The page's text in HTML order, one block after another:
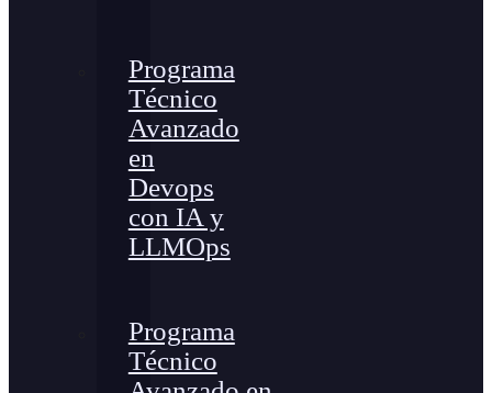
Programa
Técnico
Avanzado
en
Devops
con IA y
LLMOps
Programa
Técnico